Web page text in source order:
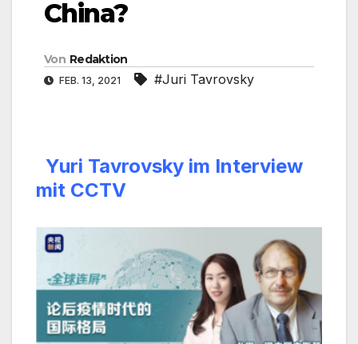
China?
Von Redaktion
FEB. 13, 2021 #Juri Tavrovsky
Yuri Tavrovsky im Interview
mit CCTV